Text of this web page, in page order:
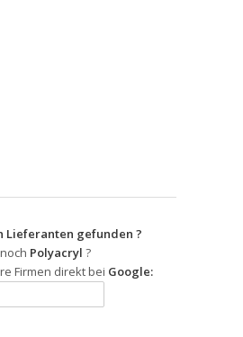
Lieferanten gefunden ?
Polyacryl ?
Firmen direkt bei Google: